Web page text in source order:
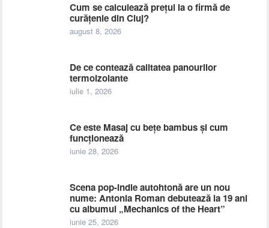
Cum se calculează prețul la o firmă de
curățenie din Cluj?
august 8, 2026
De ce contează calitatea panourilor
termoizolante
iulie 1, 2026
Ce este Masaj cu bețe bambus și cum
funcționează
iunie 28, 2026
Scena pop-indie autohtonă are un nou
nume: Antonia Roman debutează la 19 ani
cu albumul „Mechanics of the Heart”
iunie 25, 2026